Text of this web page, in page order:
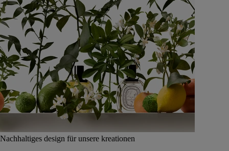
Nachhaltiges design für unsere kreationen